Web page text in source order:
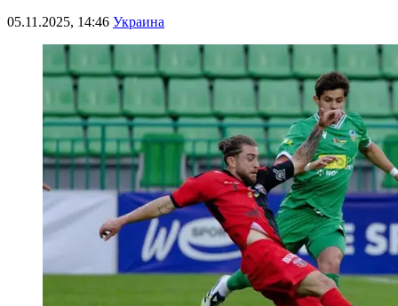
05.11.2025, 14:46 Украина